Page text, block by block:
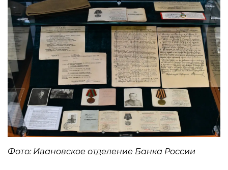
Фото: Ивановское отделение Банка России